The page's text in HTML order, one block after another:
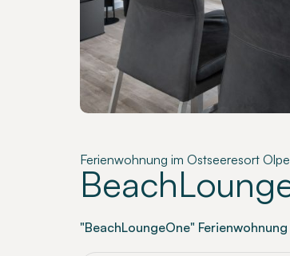
Ferienwohnung im Ostseeresort
"BeachLoungeOne"